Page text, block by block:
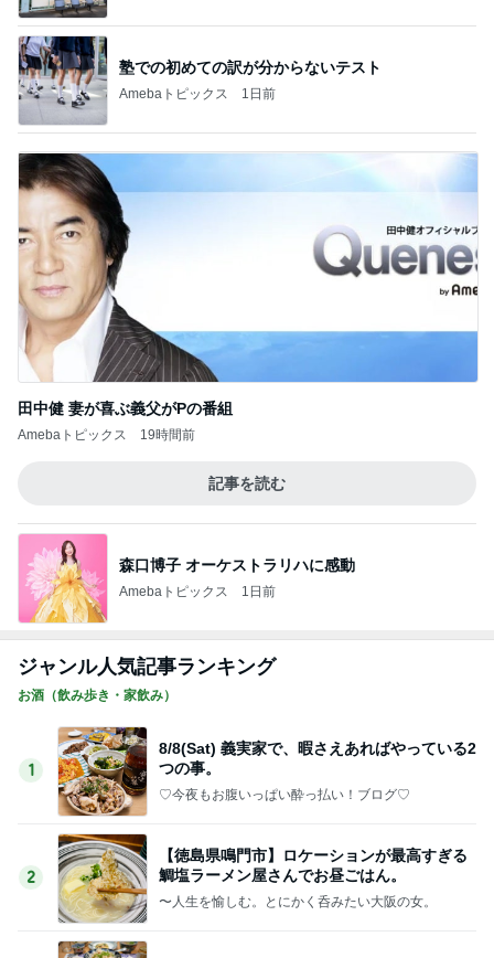
塾での初めての訳が分からないテスト
Amebaトピックス 1日前
田中健 妻が喜ぶ義父がPの番組
Amebaトピックス 19時間前
記事を読む
森口博子 オーケストラリハに感動
Amebaトピックス 1日前
ジャンル人気記事ランキング
お酒（飲み歩き・家飲み）
1
8/8(Sat) 義実家で、暇さえあればやっている2
つの事。
♡今夜もお腹いっぱい酔っ払い！ブログ♡
2
【徳島県鳴門市】ロケーションが最高すぎる
鯛塩ラーメン屋さんでお昼ごはん。
〜人生を愉しむ。とにかく呑みたい大阪の女。